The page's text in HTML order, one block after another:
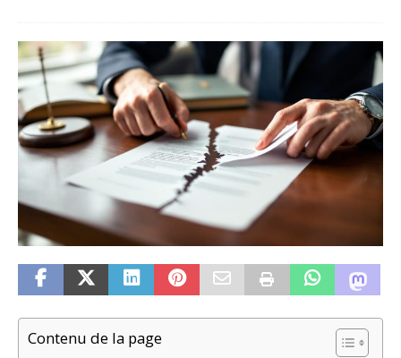
Contenu de la page